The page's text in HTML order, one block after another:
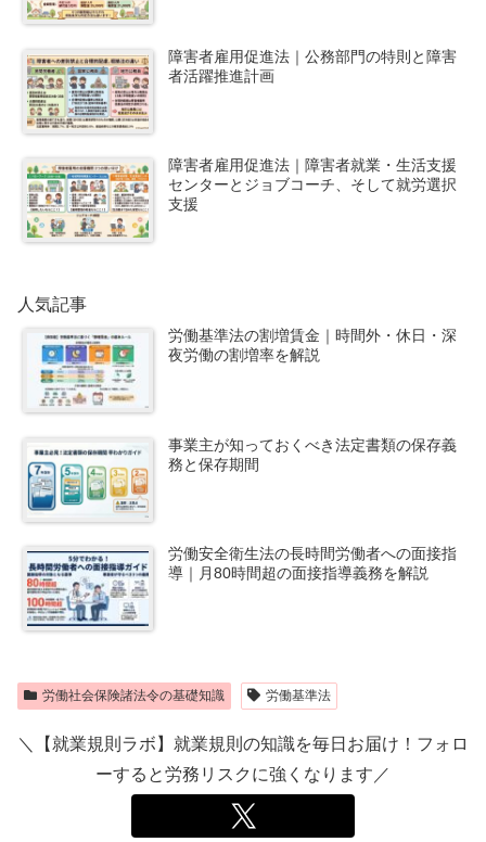
障害者雇用促進法｜公務部門の特則と障害
者活躍推進計画
障害者雇用促進法｜障害者就業・生活支援
センターとジョブコーチ、そして就労選択
支援
人気記事
労働基準法の割増賃金｜時間外・休日・深
夜労働の割増率を解説
事業主が知っておくべき法定書類の保存義
務と保存期間
労働安全衛生法の長時間労働者への面接指
導｜月80時間超の面接指導義務を解説
労働社会保険諸法令の基礎知識 労働基準法
＼【就業規則ラボ】就業規則の知識を毎日お届け！フォロ
ーすると労務リスクに強くなります／